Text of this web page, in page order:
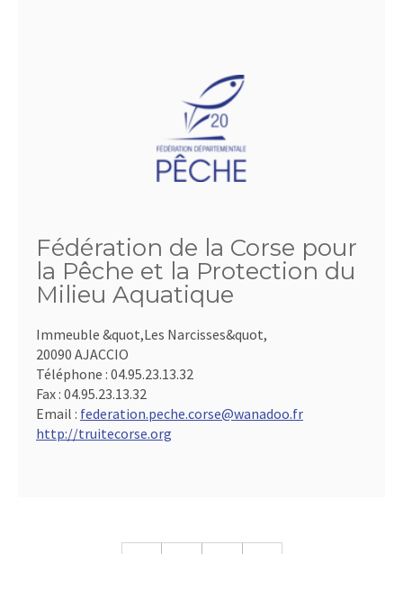
Fédération de la Corse pour
la Pêche et la Protection du
Milieu Aquatique
Immeuble &quot,Les Narcisses&quot,
20090 AJACCIO
Téléphone : 04.95.23.13.32
Fax : 04.95.23.13.32
Email : federation.peche.corse@wanadoo.fr
http://truitecorse.org